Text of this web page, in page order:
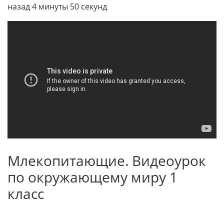
назад 4 минуты 50 секунд
Млекопитающие. Видеоурок
по окружающему миру 1
класс